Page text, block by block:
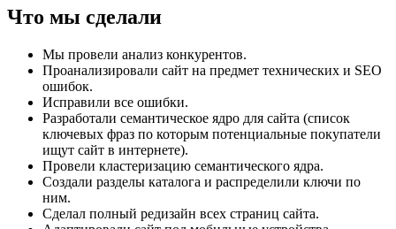
Что мы сделали
Мы провели анализ конкурентов.
Проанализировали сайт на предмет технических и SEO
ошибок.
Исправили все ошибки.
Разработали семантическое ядро для сайта (список
ключевых фраз по которым потенциальные покупатели
ищут сайт в интернете).
Провели кластеризацию семантического ядра.
Создали разделы каталога и распределили ключи по
ним.
Сделал полный редизайн всех страниц сайта.